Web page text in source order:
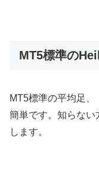
MT5標準の
MT5標準の平均足
簡単です。知らない
します。